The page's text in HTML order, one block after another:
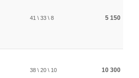
41 \ 33 \ 8 5 150
38 \ 20 \ 10 10 300